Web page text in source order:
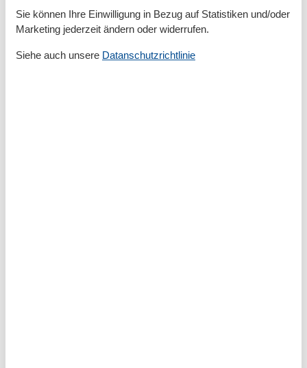
Fahrradraum abschließbar
Internet im öff. Bereich
Nichtraucherhaus
Wäscheservice
Sie können Ihre Einwilligung in Bezug auf Statistiken und/oder
Marketing jederzeit ändern oder widerrufen.
Siehe auch unsere Datanschutzrichtlinie